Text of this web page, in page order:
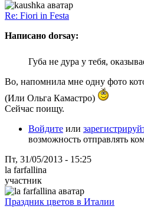
Re: Fiori in Festa
Написано dorsay:
Губа не дура у тебя,
Во, напомнила мне одну фото
(Или Ольга Камастро)
Сейчас поищу.
Войдите или
возможность отправлять
Пт, 31/05/2013 - 15:25
la farfallina
участник
Праздник цветов в Италии